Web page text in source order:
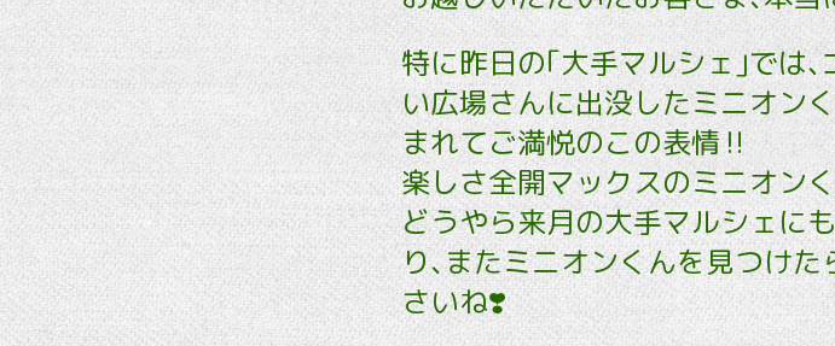
特に昨日の｢大手マルシェ｣では
い広場さんに出没したミニオン
まれてご満悦のこの表情‼️
楽しさ全開マックスのミニオン
どうやら来月の大手マルシェに
り､またミニオンくんを見つけ
さいね❣️